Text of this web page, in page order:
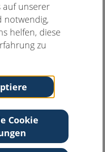
auf unserer
notwendig,
helfen, diese
zu
Cookie
Psych.
Kontakt
Fax: 02166 2754929
Email: info@praxis-